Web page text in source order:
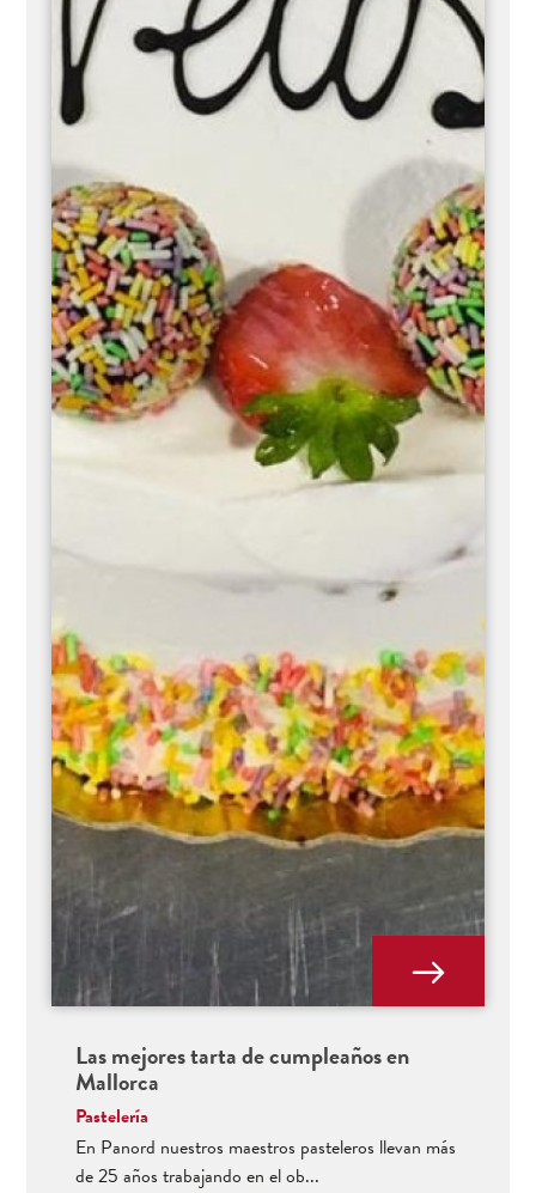
Las mejores tarta de cumpleaños en
Mallorca
Pastelería
En Panord nuestros maestros pasteleros llevan más
de 25 años trabajando en el ob...